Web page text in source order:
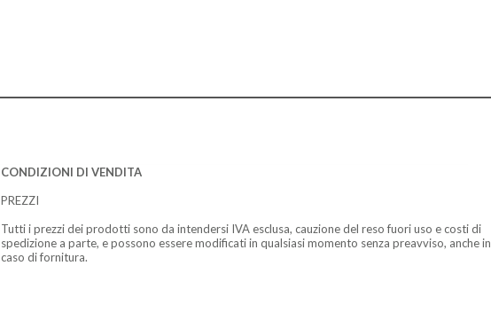
CONDIZIONI DI VENDITA
PREZZI
Tutti i prezzi dei prodotti sono da intendersi IVA esclusa, cauzione del reso fuori uso e costi di
spedizione a parte, e possono essere modificati in qualsiasi momento senza preavviso, anche in
caso di fornitura.